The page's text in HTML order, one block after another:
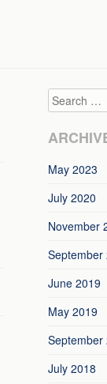
Search
May 2023
July 2020
November
September
June 2019
May 2019
September
July 2018